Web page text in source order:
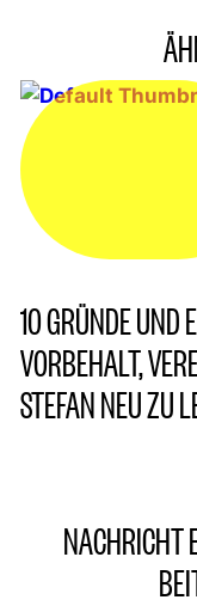
10 GRÜNDE UND
VORBEHALT,
STEFAN NEU ZU
NACHRICHT